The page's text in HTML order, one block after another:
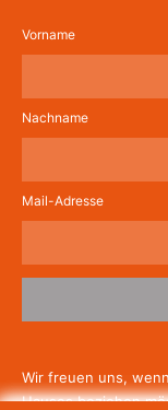
Vorname
Nachname
Mail-Adresse
Wir freuen uns,
Hauses beziehen